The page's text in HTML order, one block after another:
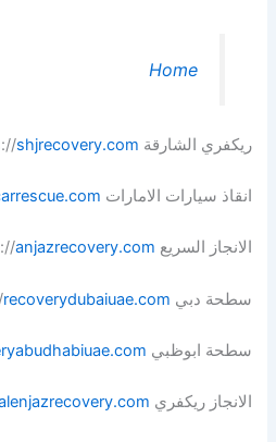
Home
ريكفري الشارقة https:// shjrecovery.com
انقاذ سيارات الامارات https://
الانجاز السريع https:// anjazrecovery.com
سطحة دبي https:// recoverydubaiuae.com
سطحة ابوظبي https:/
الانجاز ريكفري https://